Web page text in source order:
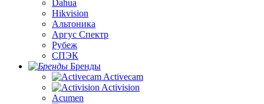
Dahua
Hikvision
Альтоника
Аргус Спектр
Рубеж
СПЭК
Бренды
Activecam
Activision
Acumen